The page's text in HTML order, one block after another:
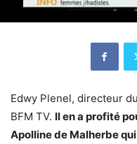
Edwy Plenel, directeur
BFM TV. Il en a profité
Apolline de Malherbe